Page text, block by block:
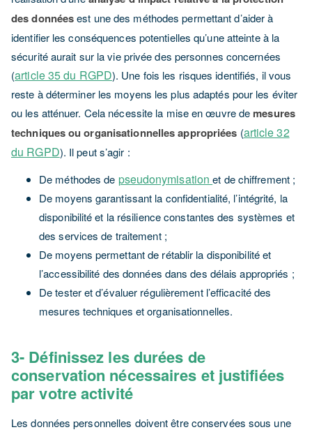
des donnéesest une des méthodes permettant d’aider à
identifier les conséquences potentielles qu’une atteinte à la
sécurité aurait sur la vie privée des personnes concernées
(article 35 du RGPD). Une fois les risques identifiés, il vous
reste à déterminer les moyens les plus adaptés pour les éviter
ou les atténuer. Cela nécessite la mise en œuvre de mesures
techniques ou organisationnelles appropriées (article 32
du RGPD). Il peut s’agir :
De méthodes de pseudonymisationet de chiffrement ;
De moyens garantissant la confidentialité, l’intégrité, la
disponibilité et la résilience constantes des systèmes et
des services de traitement ;
De moyens permettant de rétablir la disponibilité et
l’accessibilité des données dans des délais appropriés ;
De tester et d’évaluer régulièrement l’efficacité des
mesures techniques et organisationnelles.
3- Définissez les durées de
conservation nécessaires et justifiées
par votre activité
Les données personnelles doivent être conservées sous une